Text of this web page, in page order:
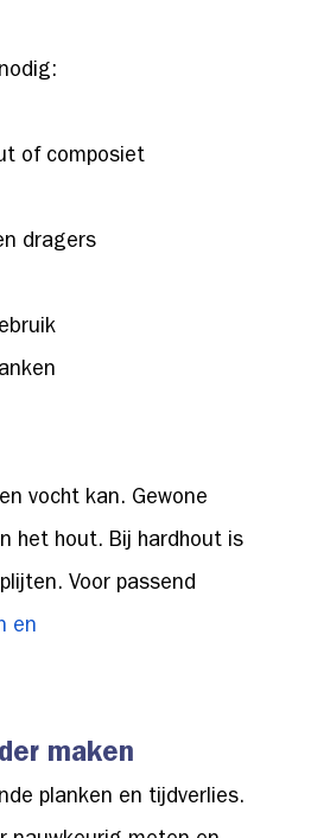
of composiet
dragers
vocht kan. Gewone
het hout. Bij hardhout is
Voor passend
en
maken
planken en tijdverlies.